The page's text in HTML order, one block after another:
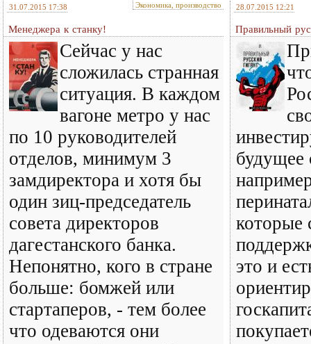
31.07.2015 17:38 Экономика, производство
Менеджера к станку!
Сейчас у нас
сложилась странная
ситуация. В каждом
вагоне метро у нас
по 10 руководителей
отделов, минимум 3
замдиректора и хотя бы
один зиц-председатель
совета директоров
дагестанского банка.
Непонятно, кого в стране
больше: бомжей или
стартаперов, - тем более
что одеваются они
28.07.2015 12:21
Правильный
будущее
которые
это и